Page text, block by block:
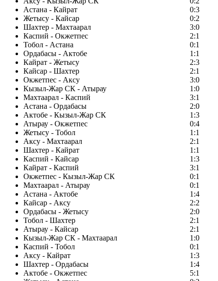
Астана - Кайрат
0:3
Жетысу - Кайсар
0:2
Шахтер - Махтаарал
3:0
Каспий - Окжетпес
2:1
Тобол - Астана
0:1
Ордабасы - Актобе
1:1
Кайрат - Жетысу
2:3
Кайсар - Шахтер
2:1
Окжетпес - Аксу
3:0
Кызыл-Жар СК - Атырау
1:0
Махтаарал - Каспий
3:1
Астана - Ордабасы
2:0
Актобе - Кызыл-Жар СК
1:3
Атырау - Окжетпес
0:4
Жетысу - Тобол
1:1
Аксу - Махтаарал
2:1
Шахтер - Кайрат
1:1
Каспий - Кайсар
1:3
Кайрат - Каспий
3:1
Окжетпес - Кызыл-Жар СК
0:1
Махтаарал - Атырау
0:1
Астана - Актобе
1:4
Кайсар - Аксу
2:2
Ордабасы - Жетысу
2:0
Тобол - Шахтер
2:1
Атырау - Кайсар
2:1
Кызыл-Жар СК - Махтаарал
1:0
Каспий - Тобол
0:1
Аксу - Кайрат
1:3
Шахтер - Ордабасы
1:4
Актобе - Окжетпес
5:1